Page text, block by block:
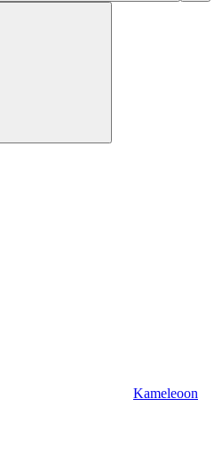
Kameleoon